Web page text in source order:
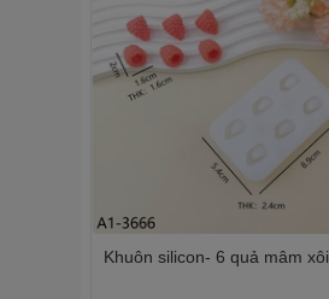
Khuôn silicon- 6 quả mâm xôi.